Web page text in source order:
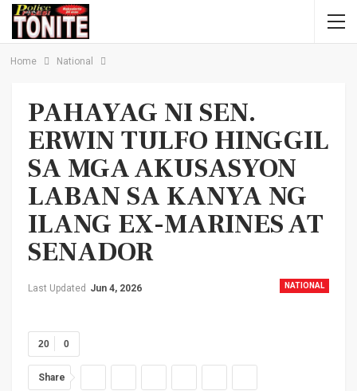
Home National
PAHAYAG NI SEN.
ERWIN TULFO HINGGIL
SA MGA AKUSASYON
LABAN SA KANYA NG
ILANG EX-MARINES AT
SENADOR
NATIONAL
Last Updated Jun 4, 2026
0
20
Share